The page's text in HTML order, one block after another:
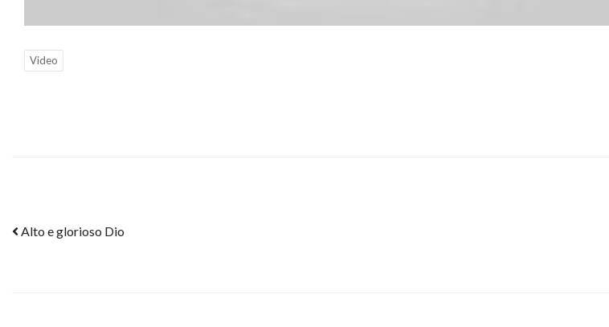
Video
Post navigation
Alto e glorioso Dio